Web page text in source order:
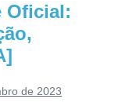
Oficial:
de 2023